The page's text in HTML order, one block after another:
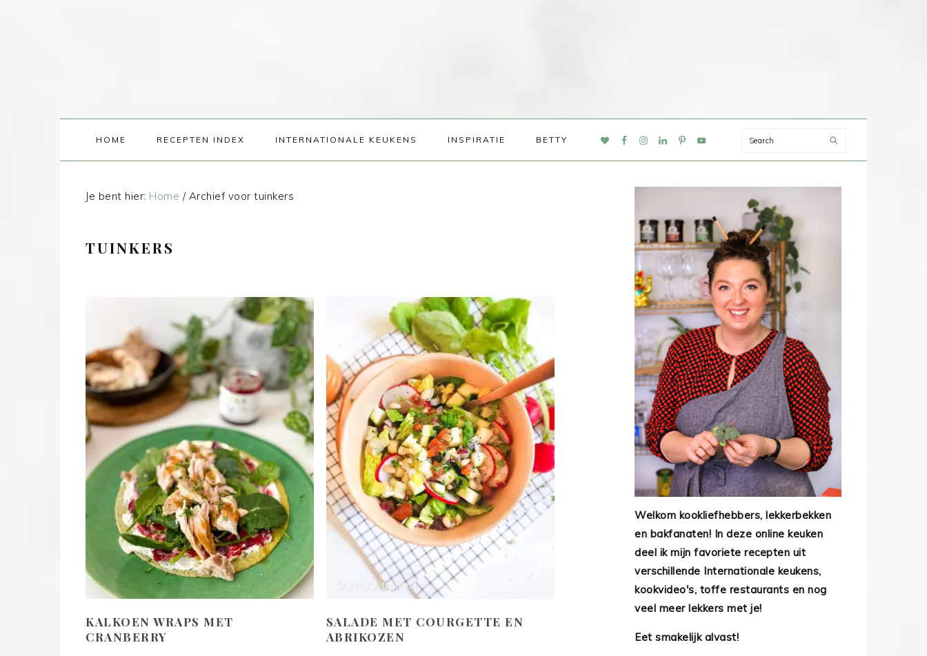
HOME RECEPTEN INDEX INTERNATIONALE KEUKENS INSPIRATIE BETTY
NAV
Search
Je bent hier: Home /Archief voor tuinkers
TUINKERS
KALKOEN WRAPS MET
CRANBERRY
SALADE MET COURGETTE EN
ABRIKOZEN
Welkom kookliefhebbers, lekkerbekken
en bakfanaten! In deze online keuken
deel ik mijn favoriete recepten uit
verschillende Internationale keukens,
kookvideo's, toffe restaurants en nog
veel meer lekkers met je!
Eet smakelijk alvast!